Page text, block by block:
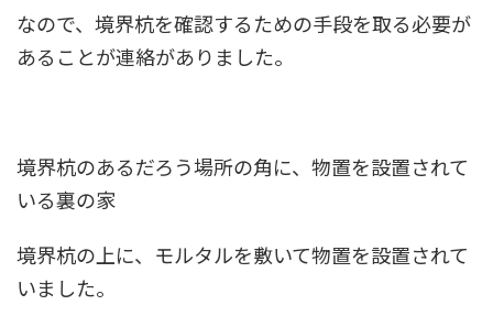
なので、境界杭を確認するための手段を取る必要が
あることが連絡がありました。
境界杭のあるだろう場所の角に、物置を設置されて
いる裏の家
境界杭の上に、モルタルを敷いて物置を設置されて
いました。